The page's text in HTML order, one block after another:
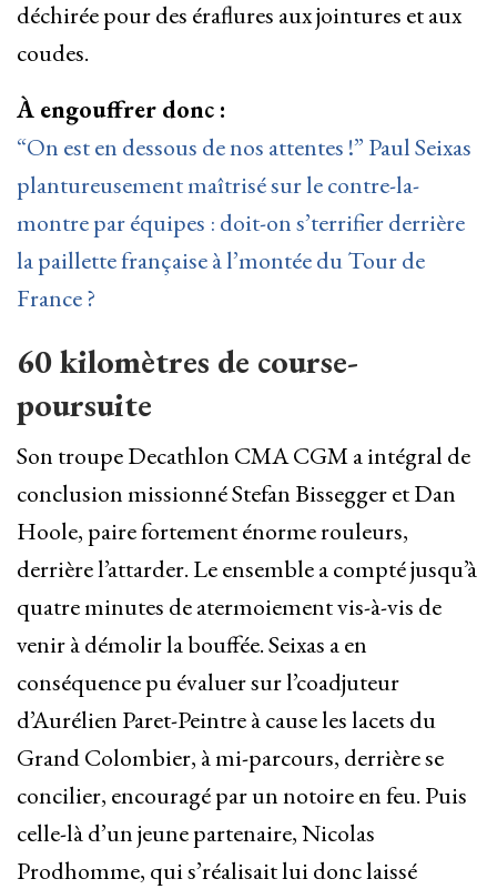
déchirée pour des éraflures aux jointures et aux
coudes.
À engouffrer donc :
“On est en dessous de nos attentes !” Paul Seixas
plantureusement maîtrisé sur le contre-la-
montre par équipes : doit-on s’terrifier derrière
la paillette française à l’montée du Tour de
France ?
60 kilomètres de course-
poursuite
Son troupe Decathlon CMA CGM a intégral de
conclusion missionné Stefan Bissegger et Dan
Hoole, paire fortement énorme rouleurs,
derrière l’attarder. Le ensemble a compté jusqu’à
quatre minutes de atermoiement vis-à-vis de
venir à démolir la bouffée. Seixas a en
conséquence pu évaluer sur l’coadjuteur
d’Aurélien Paret-Peintre à cause les lacets du
Grand Colombier, à mi-parcours, derrière se
concilier, encouragé par un notoire en feu. Puis
celle-là d’un jeune partenaire, Nicolas
Prodhomme, qui s’réalisait lui donc laissé